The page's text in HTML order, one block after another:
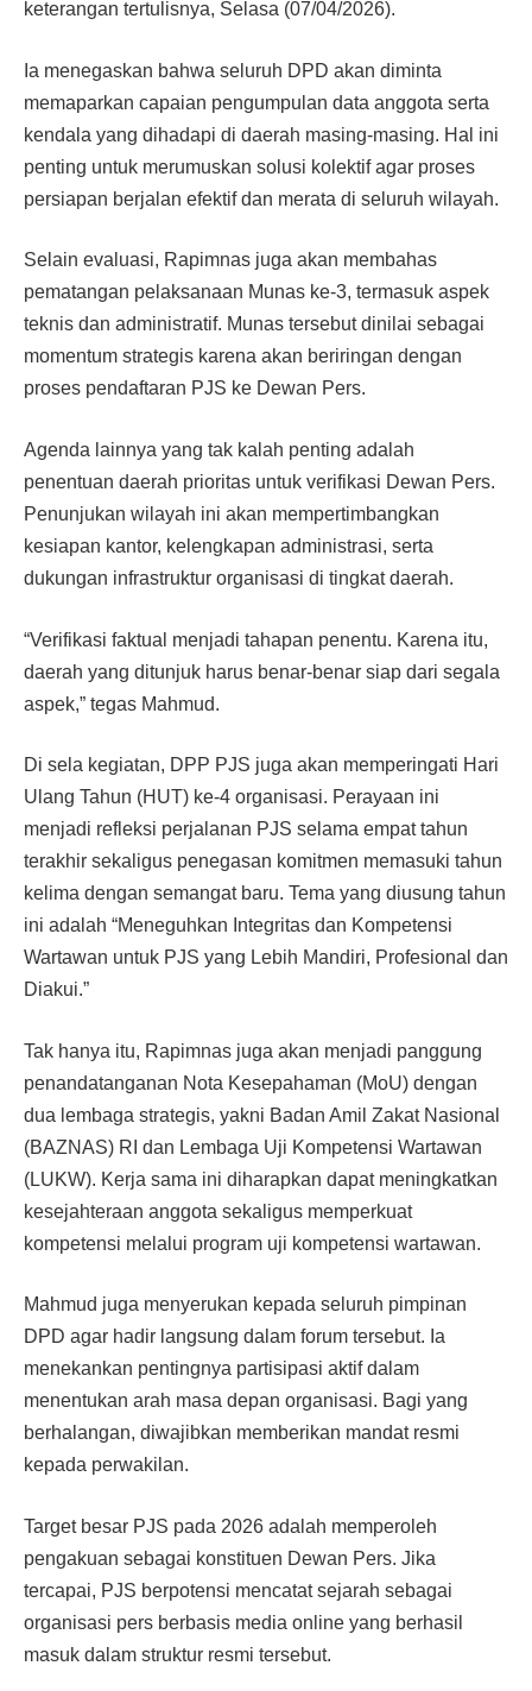
keterangan tertulisnya, Selasa (07/04/2026).
Ia menegaskan bahwa seluruh DPD akan diminta
memaparkan capaian pengumpulan data anggota serta
kendala yang dihadapi di daerah masing-masing. Hal ini
penting untuk merumuskan solusi kolektif agar proses
persiapan berjalan efektif dan merata di seluruh wilayah.
Selain evaluasi, Rapimnas juga akan membahas
pematangan pelaksanaan Munas ke-3, termasuk aspek
teknis dan administratif. Munas tersebut dinilai sebagai
momentum strategis karena akan beriringan dengan
proses pendaftaran PJS ke Dewan Pers.
Agenda lainnya yang tak kalah penting adalah
penentuan daerah prioritas untuk verifikasi Dewan Pers.
Penunjukan wilayah ini akan mempertimbangkan
kesiapan kantor, kelengkapan administrasi, serta
dukungan infrastruktur organisasi di tingkat daerah.
“Verifikasi faktual menjadi tahapan penentu. Karena itu,
daerah yang ditunjuk harus benar-benar siap dari segala
aspek,” tegas Mahmud.
Di sela kegiatan, DPP PJS juga akan memperingati Hari
Ulang Tahun (HUT) ke-4 organisasi. Perayaan ini
menjadi refleksi perjalanan PJS selama empat tahun
terakhir sekaligus penegasan komitmen memasuki tahun
kelima dengan semangat baru. Tema yang diusung tahun
ini adalah “Meneguhkan Integritas dan Kompetensi
Wartawan untuk PJS yang Lebih Mandiri, Profesional dan
Diakui.”
Tak hanya itu, Rapimnas juga akan menjadi panggung
penandatanganan Nota Kesepahaman (MoU) dengan
dua lembaga strategis, yakni Badan Amil Zakat Nasional
(BAZNAS) RI dan Lembaga Uji Kompetensi Wartawan
(LUKW). Kerja sama ini diharapkan dapat meningkatkan
kesejahteraan anggota sekaligus memperkuat
kompetensi melalui program uji kompetensi wartawan.
Mahmud juga menyerukan kepada seluruh pimpinan
DPD agar hadir langsung dalam forum tersebut. Ia
menekankan pentingnya partisipasi aktif dalam
menentukan arah masa depan organisasi. Bagi yang
berhalangan, diwajibkan memberikan mandat resmi
kepada perwakilan.
Target besar PJS pada 2026 adalah memperoleh
pengakuan sebagai konstituen Dewan Pers. Jika
tercapai, PJS berpotensi mencatat sejarah sebagai
organisasi pers berbasis media online yang berhasil
masuk dalam struktur resmi tersebut.